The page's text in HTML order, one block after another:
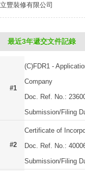
立豐裝修有限公司
最近3年遞交文件記錄
#1
(C)FDR1 -
Company
Doc. Ref. No.:
Submission/Filing
#2
Certificate of
Doc. Ref. No.:
Submission/Filing